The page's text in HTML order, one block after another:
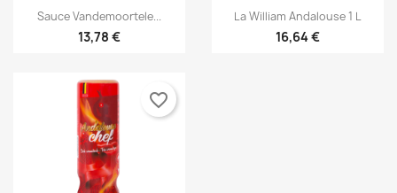
Γρήγορη προβολή
Sauce Vandemoortele...
13,78 €
Γρήγορη προβολή
La William Andalouse 1 L
16,64 €
favorite_border